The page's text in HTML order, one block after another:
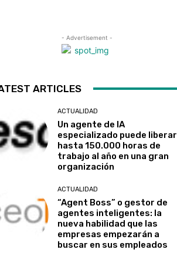
- Advertisement -
ARTICLES
ACTUALIDAD
Un agente de IA
especializado puede liberar
hasta 150.000 horas de
trabajo al año en una gran
organización
ACTUALIDAD
“Agent Boss” o gestor de
agentes inteligentes: la
nueva habilidad que las
empresas empezarán a
buscar en sus empleados